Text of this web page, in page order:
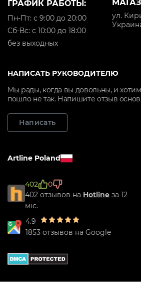
ул.
ГРАФИК РАБОТЫ:
Пн-Пт: с 9:00 до 20:00
Cб-Вс: с 10:00 до 18:00
без выходных
НАПИСАТЬ РУКОВОДИТЕЛЮ
Мы рады, когда вы довольны, и хотим
пошло не так. Напишите отзыв
Написать
Artline Poland
402
0
402 отзывов на Hotline за 12
міс.
4.9
1853 отзывов на Google